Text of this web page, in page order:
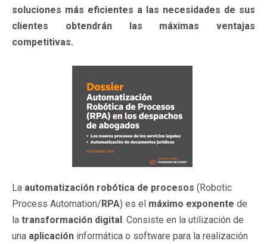
soluciones más eficientes a las necesidades de sus
clientes obtendrán las máximas ventajas
competitivas.
La automatización robótica de procesos (Robotic
Process Automation/RPA) es el máximo exponente de
la transformación digital. Consiste en la utilización de
una aplicación informática o software para la realización